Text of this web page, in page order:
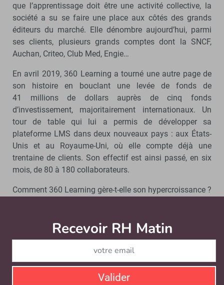
que l’apprentissage doit être une activité collective, la
société a su se faire une place aux côtés des grands
éditeurs du marché. Elle dénombre aujourd’hui, parmi
ses clients, plusieurs grands comptes dont la SNCF,
Auchan, Criteo, Club Med, Engie…
En avril 2019, 360 Learning a tourné une autre page de
son histoire en bouclant une levée de fonds de
41 millions de dollars auprès de cinq fonds
d’investissement, majoritairement internationaux. Un
tour de table qui lui a permis de développer sa
plateforme LMS dans deux nouveaux pays : aux États-
Unis et au Royaume-Uni, où elle compte déjà une
trentaine de clients. Son effectif est ainsi passé, en six
mois, de 80 à 180 collaborateurs.
Comment 360 Learning gère-t-elle son hypercroissance ?
2020 ? Les réponses du CEO Nicolas Hernandez.
Par Mélanie Favreau & Aurélie Tachot
Recevoir RH Matin
Valider